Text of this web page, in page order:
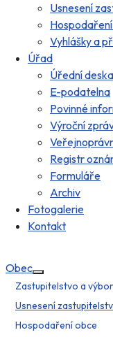
Usnesení
Vyhlášky a
Úřad
Úřední deska
E-podatelna
Povinné
Výroční
Registr
Formuláře
Archiv
Fotogalerie
Kontakt
Obec
Více o: Obec
Zastupitelstvo a
Usnesení
Hospodaření obce